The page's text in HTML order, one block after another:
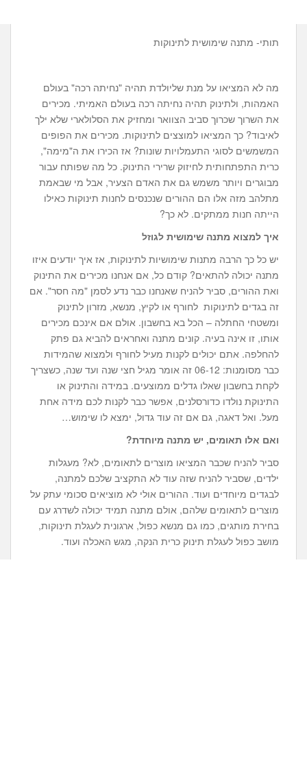
תותי- מתנה שימושית לתינוקות
מה לא המציאו על מנת שליולדת תהיה "נחיתה רכה" בעולם
האמהות, ולתינוק תהיה נחיתה רכה בעולם האמיתי. מכירים
את השרוך שכרוך סביב הצוואר ומחזיק את הסלולארי שלא ילך
לאיבוד? כך המציאו למוצצים לתינוקות. מכירים את הפופים
המשמשים לסוגי התעמלויות שונות? אז הכירו את ה"מימה",
כרית התפתחותית לחיזוק שרירי התינוק. כל מה שפותח עבור
מבוגרים ויותר משמש גם את האדם הצעיר, אבל מי שבאמת
מתלהב מזה אלו הם ההורים שנכנסים לחנות תינוקות כאילו
הייתה חנות ממתקים. לא כך?
איך למצוא מתנה שימושית לגוזל
יש כל כך הרבה מתנות שימושיות לתינוקות, אז איך יודעים איזו
מתנה יכולה להתאים? קודם כל, אם אנחנו מכירים את התינוק
ואת ההורים, סביר להניח שאנחנו כבר נדע לסמן "מה חסר". אם
זה בגדים לתינוקות לחורף או לקיץ, מנשא, מזרון לתינוק
ומשטחי החתלה – הכל בא בחשבון. אולם אם אינכם מכירים
אותו, זו אינה בעיה. קונים מתנה ואחראים להביא גם פתק
להחלפה. אתם יכולים לקנות מעיל לחורף ולמצוא שהמידות
כבר מסומנות: 06-12 זה אומר מגיל חצי שנה ועד שנה, כשצריך
לקחת בחשבון שאלו גדלים ממוצעים. במידה והתינוק או
התינוקת נולדו כדורסלנים, אפשר כבר לקנות לכם מידה אחת
מעל. ואל דאגה, גם אם זה עוד גדול, ימצא לו שימוש…
ואם אלו תאומים, יש מתנה מיוחדת?
סביר להניח שכבר המציאו מוצרים לתאומים, לא? מעגלות
ילדים, שסביר להניח שזה עוד לא התקציב שלכם למתנה,
לבגדים מיוחדים ועוד. ההורים אולי לא מוציאים סכומי עתק על
מוצרים לתאומים שלהם, אולם מתנה תמיד יכולה לשדרג עם
בחירת מותגים, כמו גם מנשא כפול, ארגונית לעגלת תינוקות,
מושב כפול לעגלת תינוק כרית הנקה, מגש האכלה ועוד.